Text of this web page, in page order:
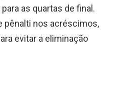
as quartas de final.
pênalti nos acréscimos,
evitar a eliminação